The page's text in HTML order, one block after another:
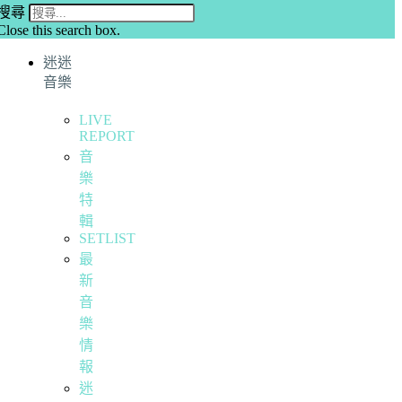
尋
this search box.
迷迷
音樂
LIVE
REPORT
音
樂
特
輯
SETLIST
最
新
音
樂
情
報
迷